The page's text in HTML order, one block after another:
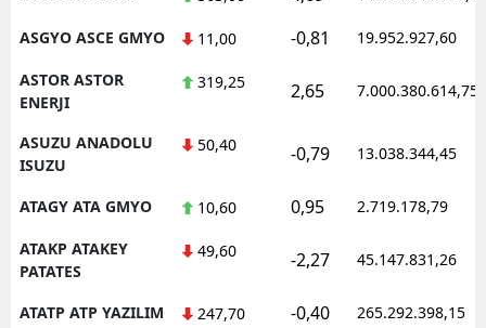
ASGYO ASCE GMYO 11,00 -0,81 19.952.927,60
ASTOR ASTOR
ENERJI
319,25 2,65 7.000.380.614,75
ASUZU ANADOLU
ISUZU
50,40 -0,79 13.038.344,45
ATAGY ATA GMYO 10,60 0,95 2.719.178,79
ATAKP ATAKEY
PATATES
49,60 -2,27 45.147.831,26
ATATP ATP YAZILIM 247,70 -0,40 265.292.398,15